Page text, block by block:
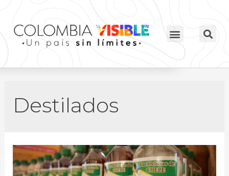
Destilados